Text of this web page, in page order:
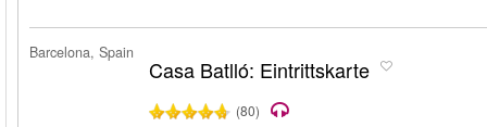
Barcelona, Spain
Casa Batlló: Eintrittskarte
(80)